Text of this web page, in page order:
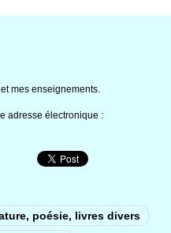
mes enseignements.
adresse électronique :
poésie, livres divers